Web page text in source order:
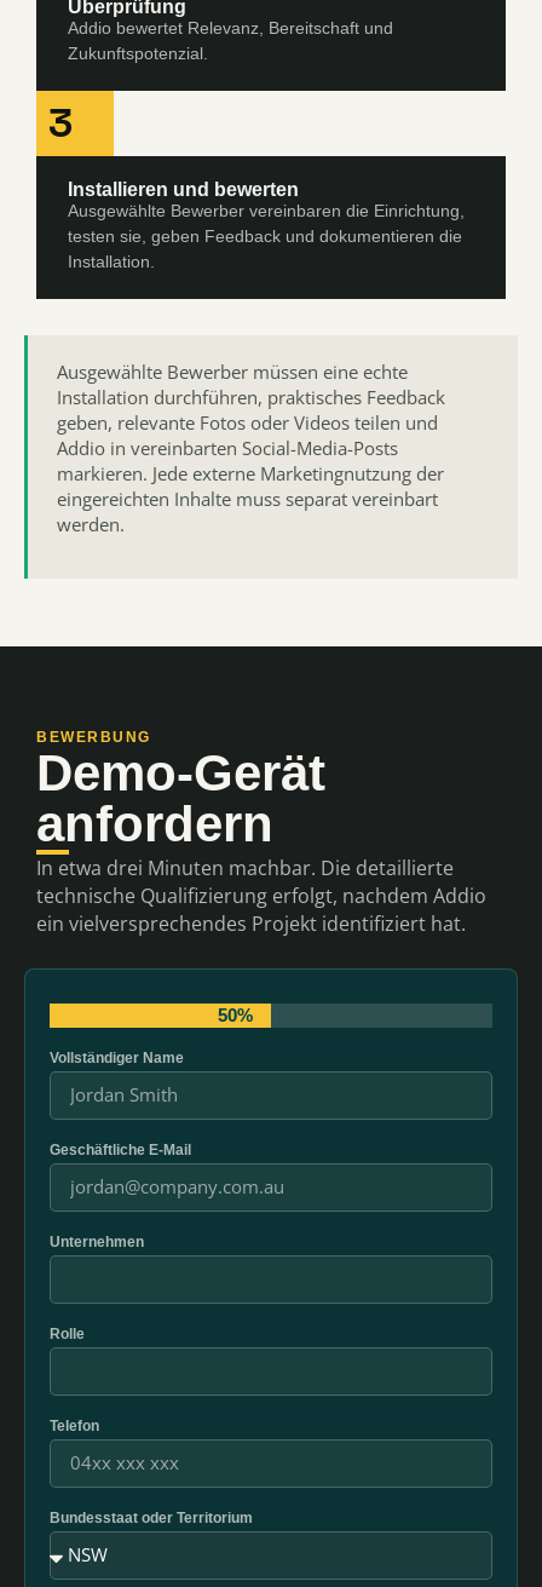
Überprüfung
Addio bewertet Relevanz, Bereitschaft und
Zukunftspotenzial.
3
Installieren und bewerten
Ausgewählte Bewerber vereinbaren die Einrichtung,
testen sie, geben Feedback und dokumentieren die
Installation.
Ausgewählte Bewerber müssen eine echte
Installation durchführen, praktisches Feedback
geben, relevante Fotos oder Videos teilen und
Addio in vereinbarten Social-Media-Posts
markieren. Jede externe Marketingnutzung der
eingereichten Inhalte muss separat vereinbart
werden.
BEWERBUNG
Demo-Gerät
anfordern
In etwa drei Minuten machbar. Die detaillierte
technische Qualifizierung erfolgt, nachdem Addio
ein vielversprechendes Projekt identifiziert hat.
50%
Vollständiger Name
Geschäftliche E-Mail
Unternehmen
Rolle
Telefon
Bundesstaat oder Territorium